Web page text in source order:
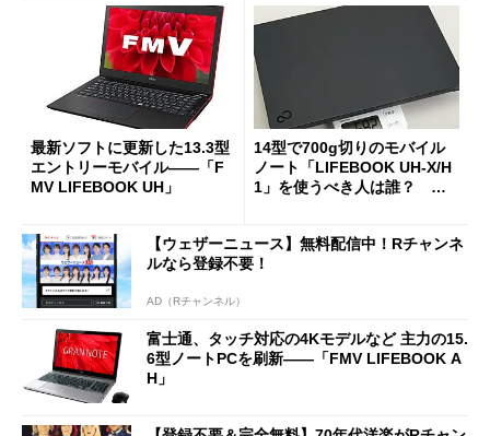
最新ソフトに更新した13.3型
エントリーモバイル――「F
MV LIFEBOOK UH」
14型で700g切りのモバイル
ノート「LIFEBOOK UH-X/H
1」を使うべき人は誰？ ポ
【ウェザーニュース】無料配信中！Rチャンネ
ルなら登録不要！
AD（Rチャンネル）
富士通、タッチ対応の4Kモデルなど 主力の15.
6型ノートPCを刷新――「FMV LIFEBOOK A
H」